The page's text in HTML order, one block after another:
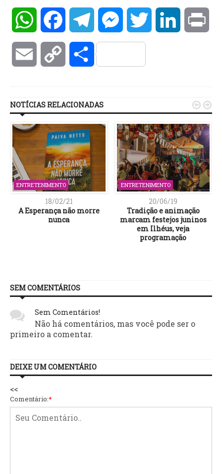
WhatsAppFacebookTelegramMessengerTwitter LinkedIn
Email Copy Compartilhar
NOTÍCIAS RELACIONADAS
ENTRETENIMENTO
18/02/21
A Esperança não morre
nunca
ENTRETENIMENTO
20/06/19
Tradição e animação
marcam festejos juninos
em Ilhéus, veja
programação
 
SEM COMENTÁRIOS
Sem Comentários!
Não há comentários, mas você pode ser o
primeiro a comentar.
DEIXE UM COMENTÁRIO
<<
Comentário:*